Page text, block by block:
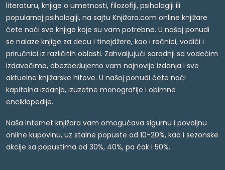
literaturu, knjige o umetnosti, filozofiji, psihologiji ili
popularnoj psihologiji, na sajtu Knjižara.com online knjižare
ćete naći sve knjige koje su vam potrebne. U našoj ponudi
se nalaze knjige za decu i tinejdžere, kao i rečnici, vodiči i
priručnici iz različitih oblasti. Zahvaljujući saradnji sa vodećim
izdavačima, obezbeđujemo vam najnovija izdanja i sve
aktuelne knjižarske hitove. U našoj ponudi ćete naći
kapitalna izdanja, izuzetne monografije i obimne
enciklopedije.
Naša internet knjižara vam omogućava sigurnu i povoljnu
online kupovinu, uz stalne popuste od 10-20%, kao i sezonske
akcije sa popustima od 30%, 40%, pa čak i 50%.